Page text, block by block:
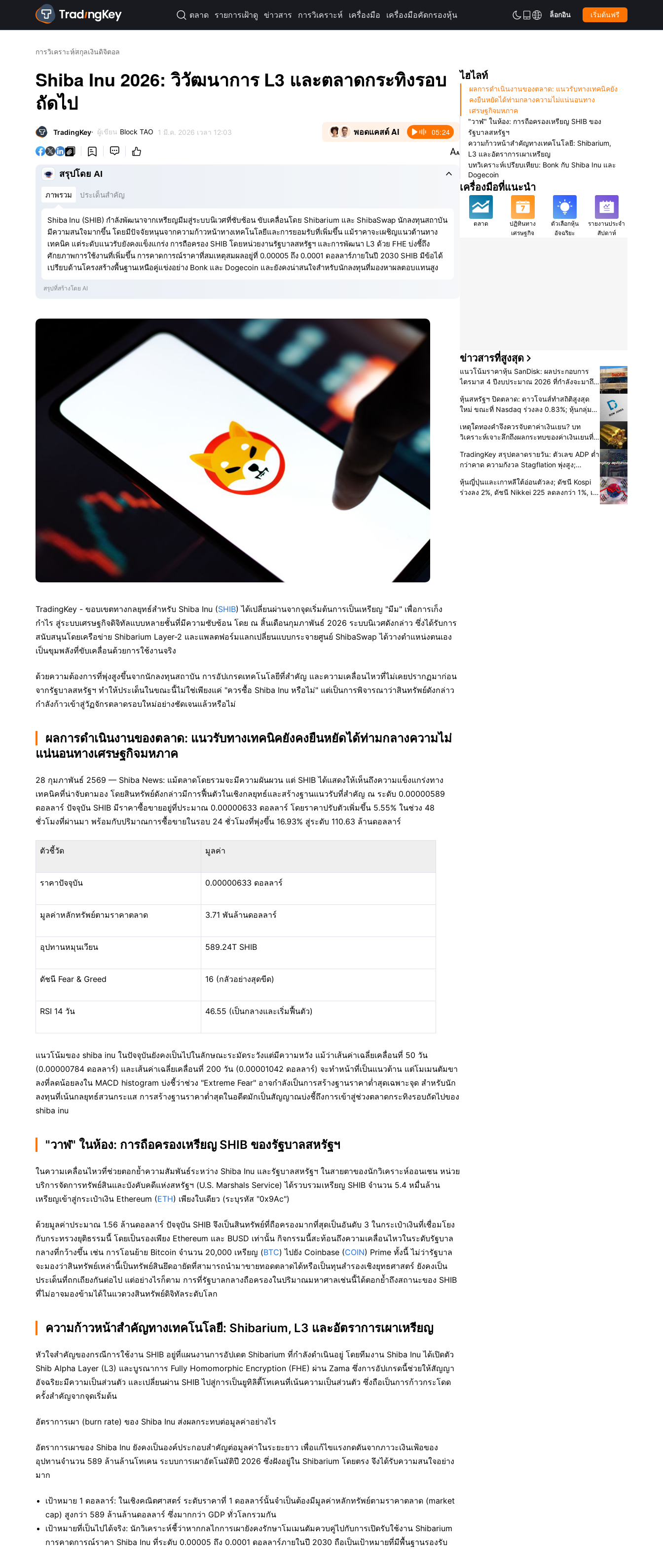
 ตลาด รายการเฝ้าดู ข่าวสาร การวิเคราะห์ เครื่องมือ เครื่องมือคัดกรองหุ้น  ล็อกอิน เริ่มต้นฟรี
การวิเคราะห์สกุลเงินดิจิตอล
Shiba Inu 2026: วิวัฒนาการ L3 และตลาดกระทิงรอบ
ถัดไป
TradingKey ผู้เขียน Block TAO 1 มี.ค. 2026 เวลา 12:03 พอดแคสต์ AI 05:24
    
สรุปโดย AI

ภาพรวม
ประเด็นสำคัญ
Shiba Inu (SHIB) กำลังพัฒนาจากเหรียญมีมสู่ระบบนิเวศที่ซับซ้อน ขับเคลื่อนโดย Shibarium และ ShibaSwap นักลงทุนสถาบัน
มีความสนใจมากขึ้น โดยมีปัจจัยหนุนจากความก้าวหน้าทางเทคโนโลยีและการยอมรับที่เพิ่มขึ้น แม้ราคาจะเผชิญแนวต้านทาง
เทคนิค แต่ระดับแนวรับยังคงแข็งแกร่ง การถือครอง SHIB โดยหน่วยงานรัฐบาลสหรัฐฯ และการพัฒนา L3 ด้วย FHE บ่งชี้ถึง
ศักยภาพการใช้งานที่เพิ่มขึ้น การคาดการณ์ราคาที่สมเหตุสมผลอยู่ที่ 0.00005 ถึง 0.0001 ดอลลาร์ภายในปี 2030 SHIB มีข้อได้
เปรียบด้านโครงสร้างพื้นฐานเหนือคู่แข่งอย่าง Bonk และ Dogecoin และยังคงน่าสนใจสำหรับนักลงทุนที่มองหาผลตอบแทนสูง
สรุปที่สร้างโดย AI
TradingKey - ขอบเขตทางกลยุทธ์สำหรับ Shiba Inu (SHIB) ได้เปลี่ยนผ่านจากจุดเริ่มต้นการเป็นเหรียญ "มีม" เพื่อการเก็ง
กำไร สู่ระบบเศรษฐกิจดิจิทัลแบบหลายชั้นที่มีความซับซ้อน โดย ณ สิ้นเดือนกุมภาพันธ์ 2026 ระบบนิเวศดังกล่าว ซึ่งได้รับการ
สนับสนุนโดยเครือข่าย Shibarium Layer-2 และแพลตฟอร์มแลกเปลี่ยนแบบกระจายศูนย์ ShibaSwap ได้วางตำแหน่งตนเอง
เป็นขุมพลังที่ขับเคลื่อนด้วยการใช้งานจริง
ด้วยความต้องการที่พุ่งสูงขึ้นจากนักลงทุนสถาบัน การอัปเกรดเทคโนโลยีที่สำคัญ และความเคลื่อนไหวที่ไม่เคยปรากฏมาก่อน
จากรัฐบาลสหรัฐฯ ทำให้ประเด็นในขณะนี้ไม่ใช่เพียงแค่ "ควรซื้อ Shiba Inu หรือไม่" แต่เป็นการพิจารณาว่าสินทรัพย์ดังกล่าว
กำลังก้าวเข้าสู่วัฏจักรตลาดรอบใหม่อย่างชัดเจนแล้วหรือไม่
ผลการดำเนินงานของตลาด: แนวรับทางเทคนิคยังคงยืนหยัดได้ท่ามกลางความไม่
แน่นอนทางเศรษฐกิจมหภาค
28 กุมภาพันธ์ 2569 — Shiba News: แม้ตลาดโดยรวมจะมีความผันผวน แต่ SHIB ได้แสดงให้เห็นถึงความแข็งแกร่งทาง
เทคนิคที่น่าจับตามอง โดยสินทรัพย์ดังกล่าวมีการฟื้นตัวในเชิงกลยุทธ์และสร้างฐานแนวรับที่สำคัญ ณ ระดับ 0.00000589
ดอลลาร์ ปัจจุบัน SHIB มีราคาซื้อขายอยู่ที่ประมาณ 0.00000633 ดอลลาร์ โดยราคาปรับตัวเพิ่มขึ้น 5.55% ในช่วง 48
ชั่วโมงที่ผ่านมา พร้อมกับปริมาณการซื้อขายในรอบ 24 ชั่วโมงที่พุ่งขึ้น 16.93% สู่ระดับ 110.63 ล้านดอลลาร์
ตัวชี้วัด มูลค่า
ราคาปัจจุบัน 0.00000633 ดอลลาร์
มูลค่าหลักทรัพย์ตามราคาตลาด 3.71 พันล้านดอลลาร์
อุปทานหมุนเวียน 589.24T SHIB
ดัชนี Fear & Greed 16 (กลัวอย่างสุดขีด)
RSI 14 วัน 46.55 (เป็นกลางและเริ่มฟื้นตัว)
แนวโน้มของ shiba inu ในปัจจุบันยังคงเป็นไปในลักษณะระมัดระวังแต่มีความหวัง แม้ว่าเส้นค่าเฉลี่ยเคลื่อนที่ 50 วัน
(0.00000784 ดอลลาร์) และเส้นค่าเฉลี่ยเคลื่อนที่ 200 วัน (0.00001042 ดอลลาร์) จะทำหน้าที่เป็นแนวต้าน แต่โมเมนตัมขา
ลงที่ลดน้อยลงใน MACD histogram บ่งชี้ว่าช่วง "Extreme Fear" อาจกำลังเป็นการสร้างฐานราคาต่ำสุดเฉพาะจุด สำหรับนัก
ลงทุนที่เน้นกลยุทธ์สวนกระแส การสร้างฐานราคาต่ำสุดในอดีตมักเป็นสัญญาณบ่งชี้ถึงการเข้าสู่ช่วงตลาดกระทิงรอบถัดไปของ
shiba inu
"วาฬ" ในห้อง: การถือครองเหรียญ SHIB ของรัฐบาลสหรัฐฯ
ในความเคลื่อนไหวที่ช่วยตอกย้ำความสัมพันธ์ระหว่าง Shiba Inu และรัฐบาลสหรัฐฯ ในสายตาของนักวิเคราะห์ออนเชน หน่วย
บริการจัดการทรัพย์สินและบังคับคดีแห่งสหรัฐฯ (U.S. Marshals Service) ได้รวบรวมเหรียญ SHIB จำนวน 5.4 หมื่นล้าน
เหรียญเข้าสู่กระเป๋าเงิน Ethereum (ETH) เพียงใบเดียว (ระบุรหัส "0x9Ac")
ด้วยมูลค่าประมาณ 1.56 ล้านดอลลาร์ ปัจจุบัน SHIB จึงเป็นสินทรัพย์ที่ถือครองมากที่สุดเป็นอันดับ 3 ในกระเป๋าเงินที่เชื่อมโยง
กับกระทรวงยุติธรรมนี้ โดยเป็นรองเพียง Ethereum และ BUSD เท่านั้น กิจกรรมนี้สะท้อนถึงความเคลื่อนไหวในระดับรัฐบาล
กลางที่กว้างขึ้น เช่น การโอนย้าย Bitcoin จำนวน 20,000 เหรียญ (BTC) ไปยัง Coinbase (COIN) Prime ทั้งนี้ ไม่ว่ารัฐบาล
จะมองว่าสินทรัพย์เหล่านี้เป็นทรัพย์สินยึดอายัดที่สามารถนำมาขายทอดตลาดได้หรือเป็นทุนสำรองเชิงยุทธศาสตร์ ยังคงเป็น
ประเด็นที่ถกเถียงกันต่อไป แต่อย่างไรก็ตาม การที่รัฐบาลกลางถือครองในปริมาณมหาศาลเช่นนี้ได้ตอกย้ำถึงสถานะของ SHIB
ที่ไม่อาจมองข้ามได้ในแวดวงสินทรัพย์ดิจิทัลระดับโลก
ความก้าวหน้าสำคัญทางเทคโนโลยี: Shibarium, L3 และอัตราการเผาเหรียญ
หัวใจสำคัญของกรณีการใช้งาน SHIB อยู่ที่แผนงานการอัปเดต Shibarium ที่กำลังดำเนินอยู่ โดยทีมงาน Shiba Inu ได้เปิดตัว
Shib Alpha Layer (L3) และบูรณาการ Fully Homomorphic Encryption (FHE) ผ่าน Zama ซึ่งการอัปเกรดนี้ช่วยให้สัญญา
อัจฉริยะมีความเป็นส่วนตัว และเปลี่ยนผ่าน SHIB ไปสู่การเป็นยูทิลิตี้โทเคนที่เน้นความเป็นส่วนตัว ซึ่งถือเป็นการก้าวกระโดด
ครั้งสำคัญจากจุดเริ่มต้น
อัตราการเผา (burn rate) ของ Shiba Inu ส่งผลกระทบต่อมูลค่าอย่างไร
อัตราการเผาของ Shiba Inu ยังคงเป็นองค์ประกอบสำคัญต่อมูลค่าในระยะยาว เพื่อแก้ไขแรงกดดันจากภาวะเงินเฟ้อของ
อุปทานจำนวน 589 ล้านล้านโทเคน ระบบการเผาอัตโนมัติปี 2026 ซึ่งฝังอยู่ใน Shibarium โดยตรง จึงได้รับความสนใจอย่าง
มาก
เป้าหมาย 1 ดอลลาร์: ในเชิงคณิตศาสตร์ ระดับราคาที่ 1 ดอลลาร์นั้นจำเป็นต้องมีมูลค่าหลักทรัพย์ตามราคาตลาด (market
cap) สูงกว่า 589 ล้านล้านดอลลาร์ ซึ่งมากกว่า GDP ทั่วโลกรวมกัน
เป้าหมายที่เป็นไปได้จริง: นักวิเคราะห์ชี้ว่าหากกลไกการเผายังคงรักษาโมเมนตัมควบคู่ไปกับการเปิดรับใช้งาน Shibarium
การคาดการณ์ราคา Shiba Inu ที่ระดับ 0.00005 ถึง 0.0001 ดอลลาร์ภายในปี 2030 ถือเป็นเป้าหมายที่มีพื้นฐานรองรับ
ไฮไลท์
ผลการดำเนินงานของตลาด: แนวรับทางเทคนิคยัง
คงยืนหยัดได้ท่ามกลางความไม่แน่นอนทาง
เศรษฐกิจมหภาค
"วาฬ" ในห้อง: การถือครองเหรียญ SHIB ของ
รัฐบาลสหรัฐฯ
ความก้าวหน้าสำคัญทางเทคโนโลยี: Shibarium,
L3 และอัตราการเผาเหรียญ
บทวิเคราะห์เปรียบเทียบ: Bonk กับ Shiba Inu และ
Dogecoin
คู่มือนักลงทุน: ขั้นตอนการซื้อและการจัดเก็บ SHIB
บทสรุป: Shiba Inu เป็นการลงทุนที่ดีหรือไม่?
เครื่องมือที่แนะนำ
ตลาด
ปฏิทินทาง
เศรษฐกิจ
ตัวเลือกหุ้น
อัจฉริยะ
รายงานประจำ
สัปดาห์
ข่าวสารที่สูงสุด
แนวโน้มราคาหุ้น SanDisk: ผลประกอบการ
ไตรมาส 4 ปีงบประมาณ 2026 ที่กำลังจะมาถึง
หุ้นสหรัฐฯ ปิดตลาด: ดาวโจนส์ทำสถิติสูงสุด
ใหม่ ขณะที่ Nasdaq ร่วงลง 0.83%; หุ้นกลุ่ม
เพิ่มขึ้น; Nvidia พุ่งขึ้น 3.43%, SpaceX ร่วงลง
13% หลังรายงานผลประกอบการ
เหตุใดทองคำจึงควรจับตาค่าเงินเยน? บท
วิเคราะห์เจาะลึกถึงผลกระทบของค่าเงินเยนที่มี
TradingKey สรุปตลาดรายวัน: ตัวเลข ADP ต่ำ
กว่าคาด ความกังวล Stagflation พุ่งสูง;
ทองคำกลับมายืนเหนือ $4200
หุ้นญี่ปุ่นและเกาหลีใต้อ่อนตัวลง; ดัชนี Kospi
ร่วงลง 2%, ดัชนี Nikkei 225 ลดลงกว่า 1%, เอ